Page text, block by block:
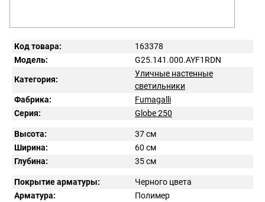
Код товара:
163378
Модель:
G25.141.000.AYF1RDN
Категория:
Уличные настенные
светильники
Фабрика:
Fumagalli
Серия:
Globe 250
Высота:
37 см
Ширина:
60 см
Глубина:
35 см
Покрытие арматуры:
Черного цвета
Арматура:
Полимер